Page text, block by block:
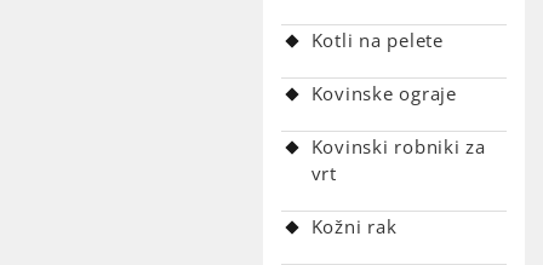
Kotli na pelete
Kovinske ograje
Kovinski robniki za
vrt
Kožni rak